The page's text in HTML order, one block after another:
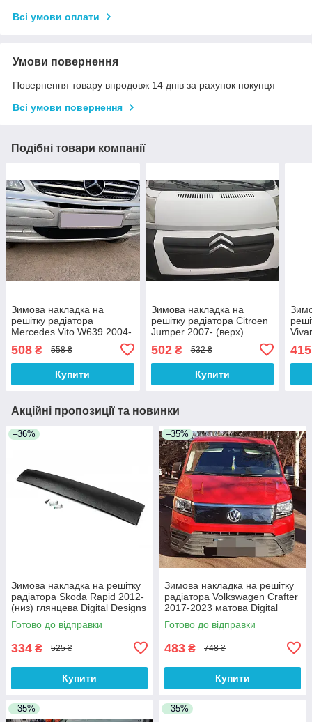
Всі умови оплати
Умови повернення
Повернення товару впродовж 14 днів за рахунок покупця
Всі умови повернення
Подібні товари компанії
Зимова накладка на
решітку радіатора
Mercedes Vito W639 2004-
2010 (низ) глянцева Digital
Designs
508 ₴ 558 ₴
Купити
Зимова накладка на
решітку радіатора Citroen
Jumper 2007- (верх)
глянцева Digital Designs
502₴ 532 ₴
Купити
415
Акційні пропозиції та новинки
–36%
Зимова накладка на решітку
радіатора Skoda Rapid 2012-
(низ) глянцева Digital Designs
Готово до відправки
334 ₴ 525 ₴
Купити
–35%
Зимова накладка на решітку
радіатора Volkswagen Crafter
2017-2023 матова Digital
Designs
Готово до відправки
483 ₴ 748 ₴
Купити
–35% –35%